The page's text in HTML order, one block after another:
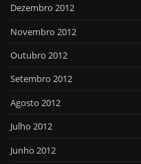
Dezembro 2012
Novembro 2012
Outubro 2012
Setembro 2012
Agosto 2012
Julho 2012
Junho 2012